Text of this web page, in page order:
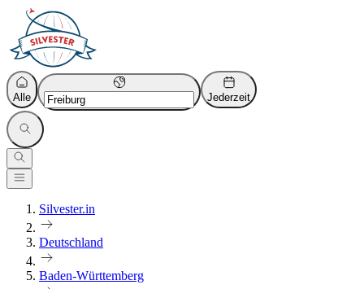
Alle Jederzeit
Silvester.in
Deutschland
Baden-Württemberg